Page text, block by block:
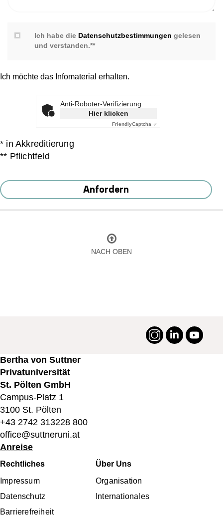
Ich habe die Datenschutzbestimmungen gelesen
und verstanden.**
Ich möchte das Infomaterial erhalten.
Anti-Roboter-Verifizierung
Hier klicken
FriendlyCaptcha ⇗
* in Akkreditierung
** Pflichtfeld
Anfordern
NACH OBEN
#suttneruni
Instagram
LinkedIn
Bertha von Suttner
Privatuniversität
St. Pölten GmbH
Campus-Platz 1
3100 St. Pölten
+43 2742 313228 800
office@suttneruni.at
Anreise
Fußbereichsmenü
Rechtliches
Impressum
Datenschutz
Barrierefreiheit
Über Uns
Organisation
Internationales